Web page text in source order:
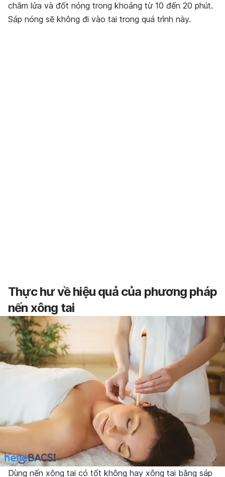
châm lửa và đốt nóng trong khoảng từ 10 đến 20 phút.
Sáp nóng sẽ không đi vào tai trong quá trình này.
Thực hư về hiệu quả của phương pháp
nến xông tai
Dùng nến xông tai có tốt không hay xông tai bằng sáp